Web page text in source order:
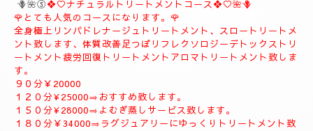
沢全身極上トリートメント致します、スローにゆっくりトリート
メント致します、オイルたっぷりトリートメント致します、リフ
レクソロジー、デトックストリートメント致します、疲労回復ト
リートメント致します。
９０分¥25000⇒¥22000
１２０分¥30000⇒¥27000
１５０分¥35000⇒¥32000
🩷何時もよりゆっくりオイルたっぷりトリートメント致します、
何時もより心地良く癒されます。🩷
ゆっくり極上トリートメントプライベートトリートメントコース